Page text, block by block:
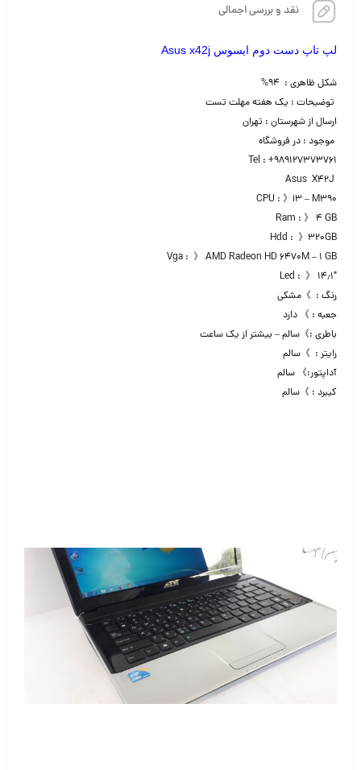
نقد و بررسی اجمالی
لپ تاپ دست دوم ایسوس Asus x42j
شکل ظاهری : ۹۴%
توضیحات : یک هفته مهلت تست
ارسال از شهرستان : تهران
موجود : در فروشگاه
Tel : +989127373761
CPU : 》i3 – M390
Ram : 》 ۴ GB
Hdd : 》۳۲۰GB
Vga : 》 AMD Radeon HD 6470M – 1 GB
Led : 》 ۱۴٫۱″
رنگ : 》مشکی
جعبه : 》 دارد
باطری :》سالم – بیشتر از یک ساعت
رایتر : 》سالم
آداپتور:》 سالم
کیبرد : 》سالم